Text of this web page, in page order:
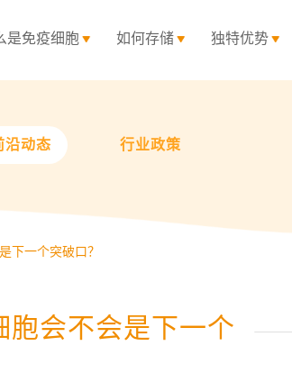
是免疫细胞 如何存储 独特优势
沿动态 行业政策
下一个突破口？
胞会不会是下一个